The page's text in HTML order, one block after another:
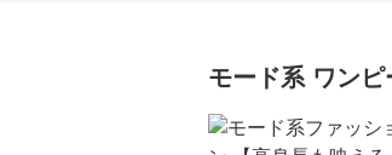
モード系 ワンピ